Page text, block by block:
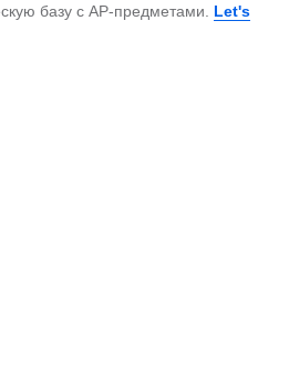
базу с AP-предметами. Let's